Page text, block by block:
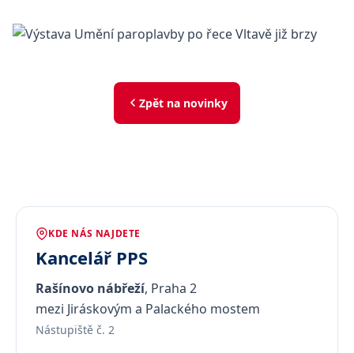
Zpět na novinky
KDE NÁS NAJDETE
Kancelář PPS
Rašínovo nábřeží, Praha 2
mezi Jiráskovým a Palackého mostem
Nástupiště č. 2